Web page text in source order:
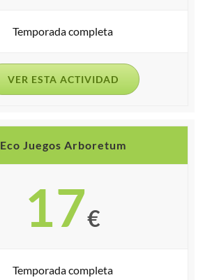
Temporada completa
VER ESTA ACTIVIDAD
Eco Juegos Arboretum
17€
Temporada completa